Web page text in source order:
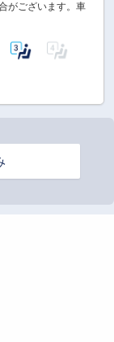
がございます。車